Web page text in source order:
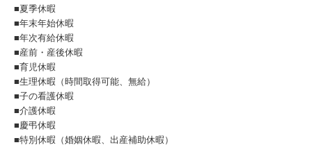
■夏季休暇
■年末年始休暇
■年次有給休暇
■産前・産後休暇
■育児休暇
■生理休暇（時間取得可能、無給）
■子の看護休暇
■介護休暇
■慶弔休暇
■特別休暇（婚姻休暇、出産補助休暇）